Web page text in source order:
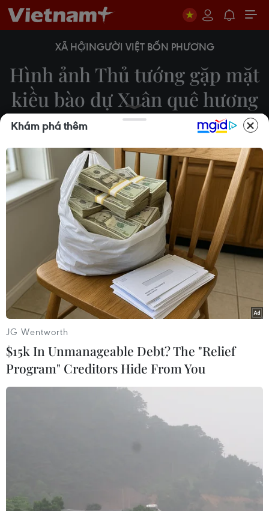
XÃ HỘINGƯỜI VIỆT BỐN PHƯƠNG
Hình ảnh Thủ tướng gặp mặt
kiều bào dự Xuân quê hương
năm 2022
22/01/2022 09:40
Chiều 22/1, tại Hà Nội, Thủ tướng Phạm Minh
Chính gặp mặt kiều bào về dự chương trình Xuân
Quê hương năm 2022.
Thủ tướng Phạm Minh Chính gặp mặt kiều bào dự Xuân quê
hương năm 2022. (Ảnh: Dương Giang/TTXVN)
Khám phá thêm
JG Wentworth
$15k In Unmanageable Debt? The "Relief
Program" Creditors Hide From You